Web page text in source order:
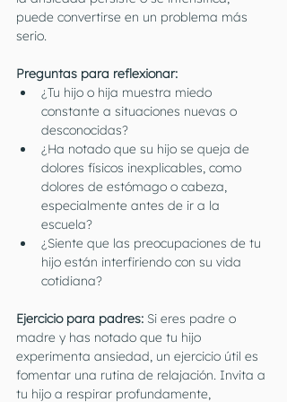
puede convertirse en un problema más
serio.
Preguntas para reflexionar:
¿Tu hijo o hija muestra miedo
constante a situaciones nuevas o
desconocidas?
¿Ha notado que su hijo se queja de
dolores físicos inexplicables, como
dolores de estómago o cabeza,
especialmente antes de ir a la
escuela?
¿Siente que las preocupaciones de tu
hijo están interfiriendo con su vida
cotidiana?
Ejercicio para padres: Si eres padre o
madre y has notado que tu hijo
experimenta ansiedad, un ejercicio útil es
fomentar una rutina de relajación. Invita a
tu hijo a respirar profundamente,